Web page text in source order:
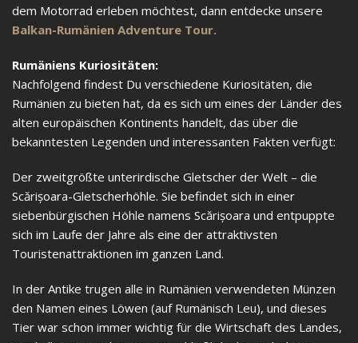
dem Motorrad erleben möchtest, dann entdecke unsere
Balkan-Rumänien Adventure Tour.
Rumäniens Kuriositäten:
Nachfolgend findest Du verschiedene Kuriositäten, die
Rumänien zu bieten hat, da es sich um eines der Länder des
alten europäischen Kontinents handelt, das über die
bekanntesten Legenden und interessanten Fakten verfügt:
Der zweitgrößte unterirdische Gletscher der Welt – die
Scărișoara-Gletscherhöhle. Sie befindet sich in einer
siebenbürgischen Höhle namens Scărișoara und entpuppte
sich im Laufe der Jahre als eine der attraktivsten
Touristenattraktionen im ganzen Land.
In der Antike trugen alle in Rumänien verwendeten Münzen
den Namen eines Löwen (auf Rumänisch Leu), und dieses
Tier war schon immer wichtig für die Wirtschaft des Landes,